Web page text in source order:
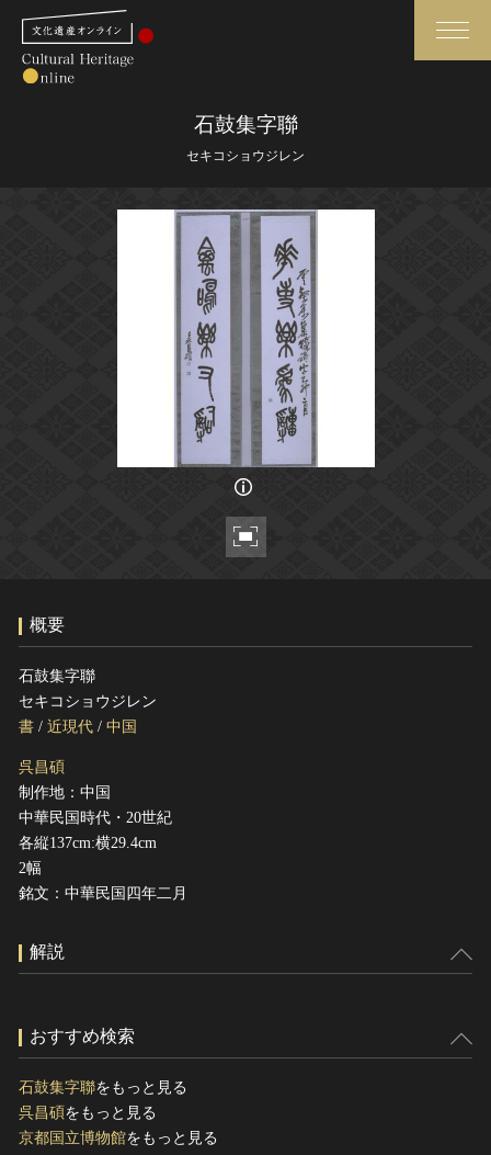
さらに詳細検索
全国の美術館・博物館
媒体資料・関連記事等
博物館、美術館の皆さまへ
文化庁よりご挨拶
今月のみどころ
お知らせ一覧
このサイトについて
サイトのご意見はこちら
文化遺産データベース
石鼓集字聯
セキコショウジレン
画像の利用条件等に関しては、登録館へお問い合わせください。
概要
石鼓集字聯
セキコショウジレン
書 / 近現代 / 中国
呉昌碩
制作地：中国
中華民国時代・20世紀
各縦137cm:横29.4cm
2幅
銘文：中華民国四年二月
解説
おすすめ検索
石鼓集字聯をもっと見る
呉昌碩をもっと見る
京都国立博物館をもっと見る